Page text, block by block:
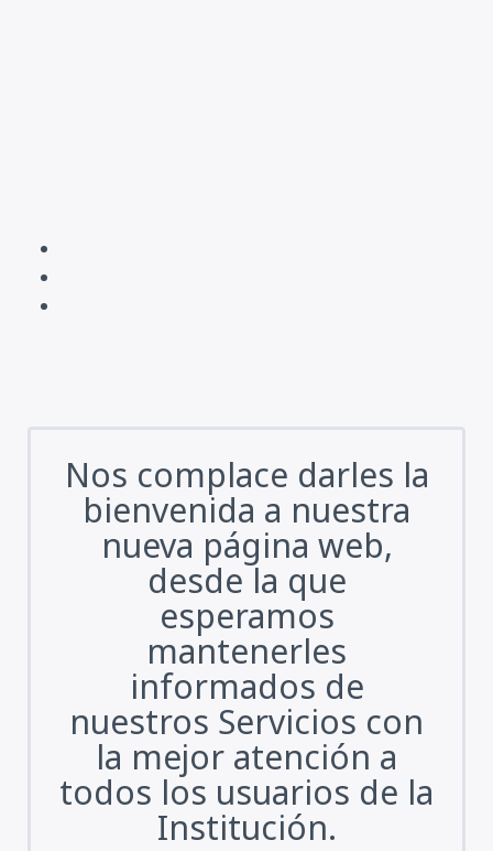
Nos complace darles la
bienvenida a nuestra
nueva página web,
desde la que
esperamos
mantenerles
informados de
nuestros Servicios con
la mejor atención a
todos los usuarios de la
Institución.